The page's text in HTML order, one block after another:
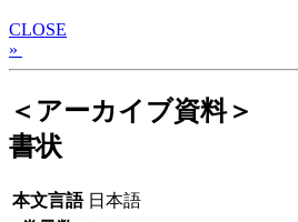
CLOSE
»
＜アーカイブ資料＞
書状
本文言語 日本語